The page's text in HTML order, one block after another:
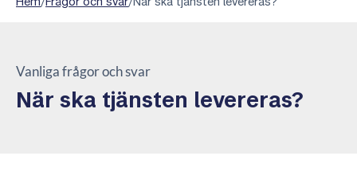
Vanliga frågor och svar
När ska tjänsten levereras?